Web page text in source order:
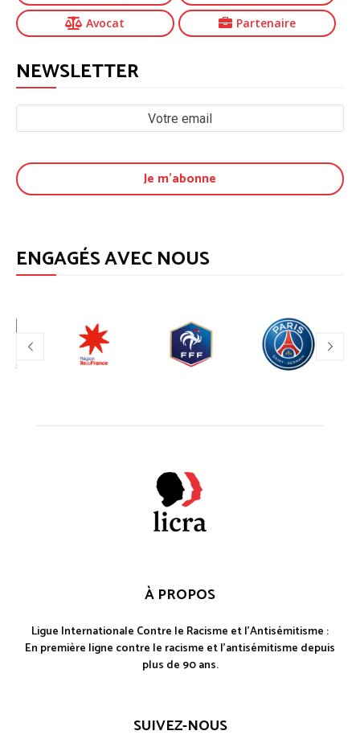
Avocat Partenaire
NEWSLETTER
ENGAGÉS AVEC NOUS
À PROPOS
Ligue Internationale Contre le Racisme et l'Antisémitisme :
En première ligne contre le racisme et l'antisémitisme depuis
plus de 90 ans.
SUIVEZ-NOUS